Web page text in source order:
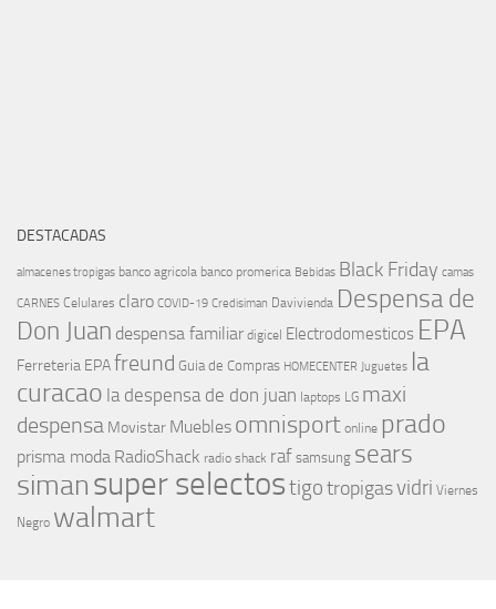
DESTACADAS
almacenes tropigas banco agricola banco promerica Bebidas Black Friday camas
CARNES Celulares claro COVID-19 Credisiman Davivienda Despensa de
Don Juan despensa familiar digicel Electrodomesticos EPA
Ferreteria EPAfreund Guia de Compras HOMECENTER Juguetes la
curacao la despensa de don juan laptops LG maxi
despensa Movistar Muebles omnisport online prado
prisma moda RadioShack radio shack raf samsung sears
simansuper selectostigotropigasvidri Viernes
Negro walmart